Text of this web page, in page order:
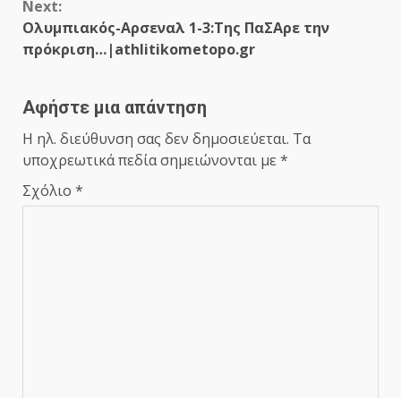
Next:
Ολυμπιακός-Αρσεναλ 1-3:Της ΠαΣΑρε την
πρόκριση…|athlitikometopo.gr
Αφήστε μια απάντηση
Η ηλ. διεύθυνση σας δεν δημοσιεύεται. Τα
υποχρεωτικά πεδία σημειώνονται με *
Σχόλιο *